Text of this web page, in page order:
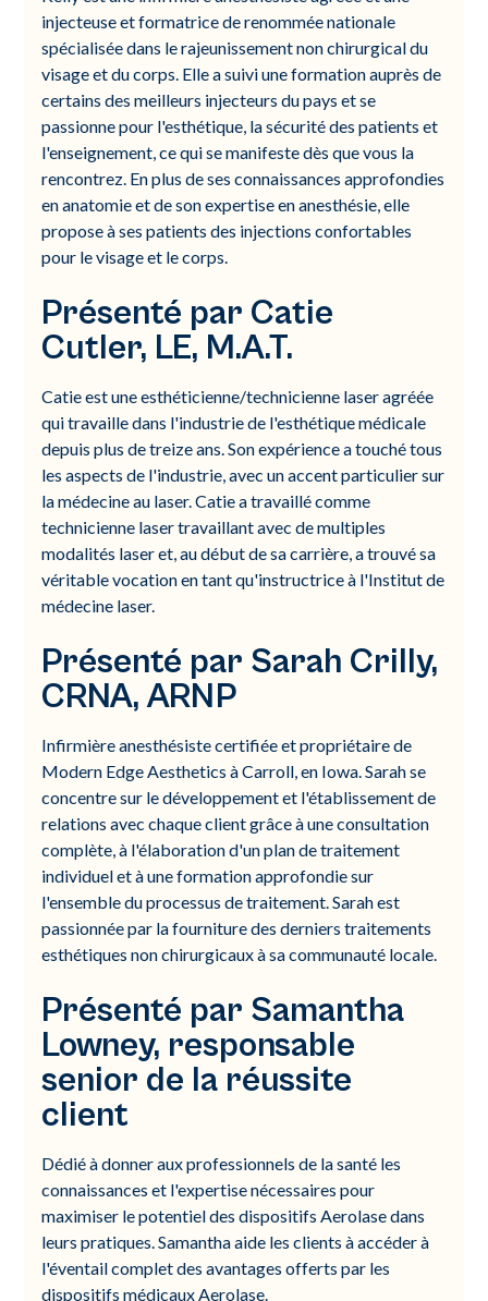
injecteuse et formatrice de renommée nationale
spécialisée dans le rajeunissement non chirurgical du
visage et du corps. Elle a suivi une formation auprès de
certains des meilleurs injecteurs du pays et se
passionne pour l'esthétique, la sécurité des patients et
l'enseignement, ce qui se manifeste dès que vous la
rencontrez. En plus de ses connaissances approfondies
en anatomie et de son expertise en anesthésie, elle
propose à ses patients des injections confortables
pour le visage et le corps.
Présenté par Catie
Cutler, LE, M.A.T.
Catie est une esthéticienne/technicienne laser agréée
qui travaille dans l'industrie de l'esthétique médicale
depuis plus de treize ans. Son expérience a touché tous
les aspects de l'industrie, avec un accent particulier sur
la médecine au laser. Catie a travaillé comme
technicienne laser travaillant avec de multiples
modalités laser et, au début de sa carrière, a trouvé sa
véritable vocation en tant qu'instructrice à l'Institut de
médecine laser.
Présenté par Sarah Crilly,
CRNA, ARNP
Infirmière anesthésiste certifiée et propriétaire de
Modern Edge Aesthetics à Carroll, en Iowa. Sarah se
concentre sur le développement et l'établissement de
relations avec chaque client grâce à une consultation
complète, à l'élaboration d'un plan de traitement
individuel et à une formation approfondie sur
l'ensemble du processus de traitement. Sarah est
passionnée par la fourniture des derniers traitements
esthétiques non chirurgicaux à sa communauté locale.
Présenté par Samantha
Lowney, responsable
senior de la réussite
client
Dédié à donner aux professionnels de la santé les
connaissances et l'expertise nécessaires pour
maximiser le potentiel des dispositifs Aerolase dans
leurs pratiques. Samantha aide les clients à accéder à
l'éventail complet des avantages offerts par les
dispositifs médicaux Aerolase.